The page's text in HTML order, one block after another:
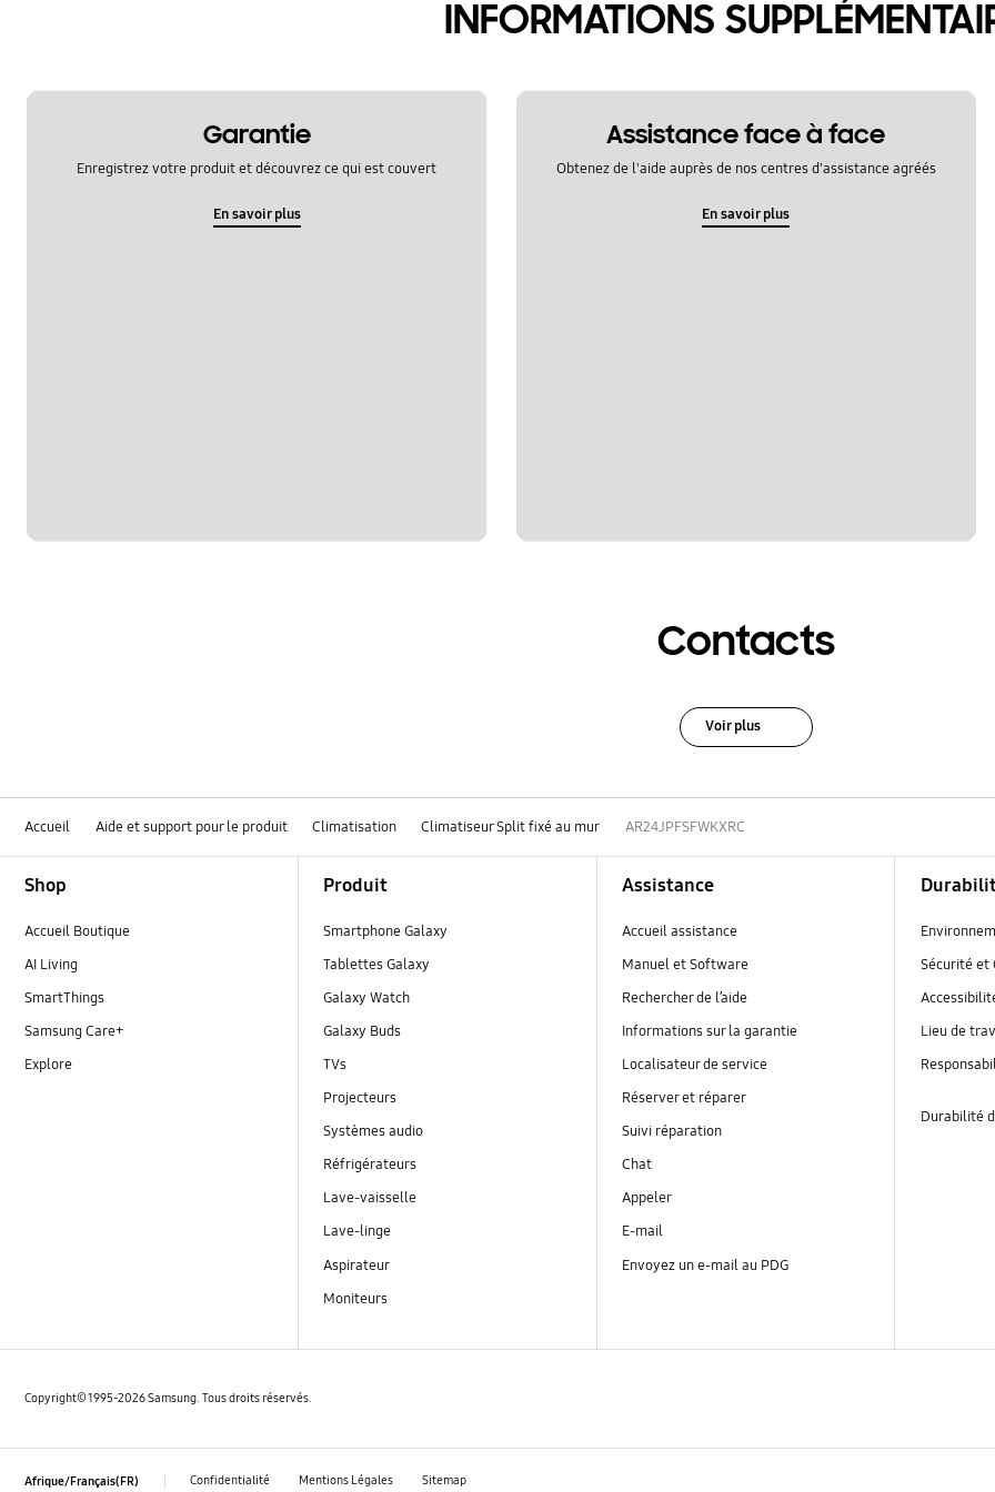
INFORMATIONS
Garantie
Enregistrez votre produit et découvrez ce qui est couvert
En savoir plus
Assistance face à face
Obtenez de l'aide auprès de nos centres d'assistance agréés
En savoir plus
Contacts
Voir plus
Accueil Aide et support pour le produit Climatisation Climatiseur Split fixé au mur AR24JPFSFWKXRC
Shop
Accueil Boutique
AI Living
SmartThings
Samsung Care+
Explore
Produit
Smartphone Galaxy
Tablettes Galaxy
Galaxy Watch
Galaxy Buds
TVs
Projecteurs
Systèmes audio
Réfrigérateurs
Lave-vaisselle
Lave-linge
Aspirateur
Moniteurs
Assistance
Accueil assistance
Manuel et Software
Rechercher de l’aide
Informations sur la garantie
Localisateur de service
Réserver et réparer
Suivi réparation
Chat
Appeler
E-mail
Envoyez un e-mail au PDG
Sécurité et
Lieu de
Durabilité
Copyright© 1995-2026 Samsung. Tous droits réservés.
Afrique/Français(FR) Confidentialité Mentions Légales Sitemap